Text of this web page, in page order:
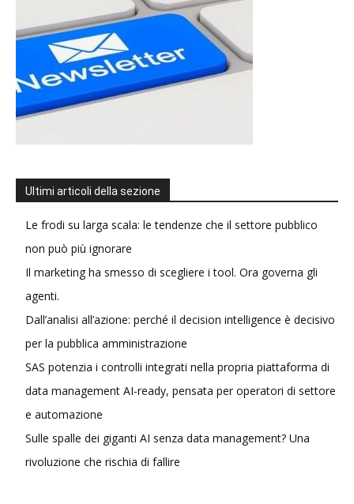
Ultimi articoli della sezione
Le frodi su larga scala: le tendenze che il settore pubblico
non può più ignorare
Il marketing ha smesso di scegliere i tool. Ora governa gli
agenti.
Dall’analisi all’azione: perché il decision intelligence è decisivo
per la pubblica amministrazione
SAS potenzia i controlli integrati nella propria piattaforma di
data management AI-ready, pensata per operatori di settore
e automazione
Sulle spalle dei giganti AI senza data management? Una
rivoluzione che rischia di fallire